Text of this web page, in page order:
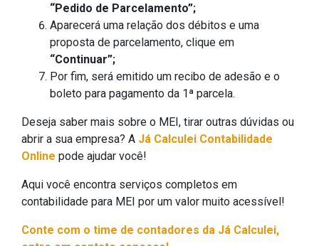
“Pedido de Parcelamento”;
Aparecerá uma relação dos débitos e uma
proposta de parcelamento, clique em
“Continuar”;
Por fim, será emitido um recibo de adesão e o
boleto para pagamento da 1ª parcela.
Deseja saber mais sobre o MEI, tirar outras dúvidas ou
abrir a sua empresa? A Já Calculei Contabilidade
Online pode ajudar você!
Aqui você encontra serviços completos em
contabilidade para MEI por um valor muito acessível!
Conte com o time de contadores da Já Calculei,